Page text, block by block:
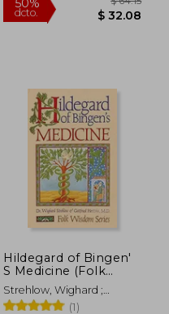
Hildegard of Bingen'
S Medicine (Folk
Wisdom Series) (en
Inglés)
Strehlow, Wighard ;
Hertzka, Gottfried
(1)